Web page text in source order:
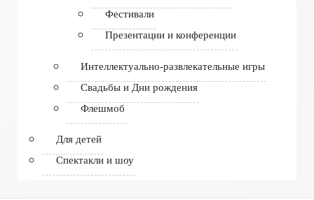
Фестивали
Презентации и конференции
Интеллектуально-развлекательные игры
Свадьбы и Дни рождения
Флешмоб
Для детей
Спектакли и шоу